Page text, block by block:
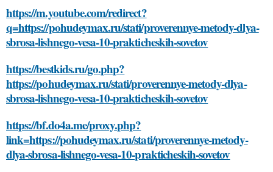
https://m.youtube.com/redirect?
q=https://pohudeymax.ru/stati/proverennye-metody-dlya-
sbrosa-lishnego-vesa-10-prakticheskih-sovetov
https://bestkids.ru/go.php?
https://pohudeymax.ru/stati/proverennye-metody-dlya-
sbrosa-lishnego-vesa-10-prakticheskih-sovetov
https://bf.do4a.me/proxy.php?
link=https://pohudeymax.ru/stati/proverennye-metody-
dlya-sbrosa-lishnego-vesa-10-prakticheskih-sovetov